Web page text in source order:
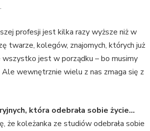
profesji jest kilka razy wyższe niż w
twarze, kolegów, znajomych, których już
jest w porządku – bo musimy
Ale wewnętrznie wielu z nas zmaga się z
która odebrała sobie życie…
że koleżanka ze studiów odebrała sobie